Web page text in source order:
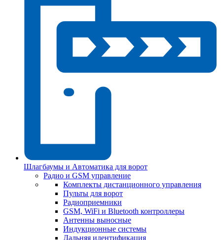
Шлагбаумы и Автоматика для ворот
Радио и GSM управление
Комплекты дистанционного управления
Пульты для ворот
Радиоприемники
GSM, WiFi и Bluetooth контроллеры
Антенны выносные
Индукционные системы
Дальняя идентификация